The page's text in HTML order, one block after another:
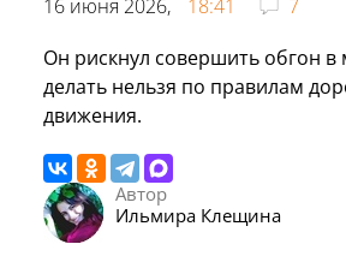
16 июня 2026, 18:41
7
Он рискнул совершить обгон в
делать нельзя по правилам
движения.
Автор
Ильмира Клещина